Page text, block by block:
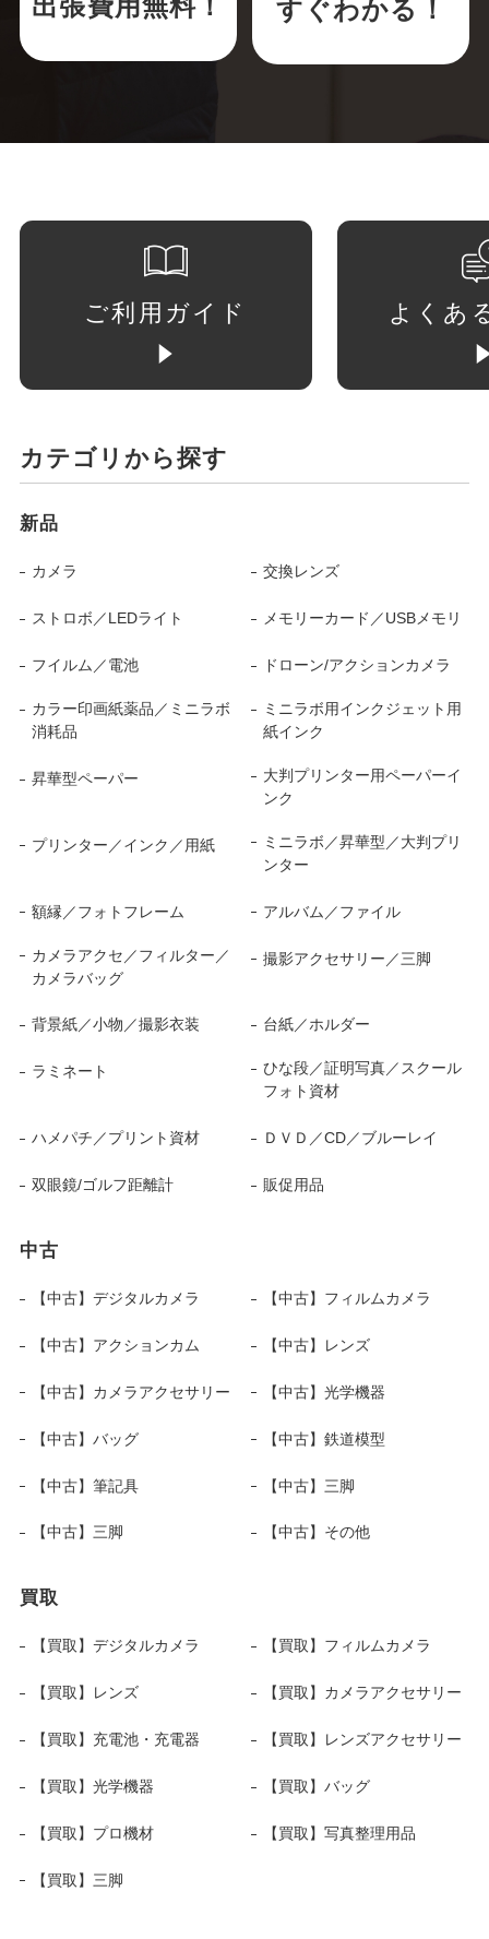
出張費用無料！ すぐわかる！
ご利用ガイド よくあ
カテゴリから探す
新品
カメラ 交換レンズ
ストロボ／LEDライト メモリーカード／USBメモリ
フイルム／電池 ドローン/アクションカメラ
カラー印画紙薬品／ミニラボ
消耗品
ミニラボ用インクジェット用
紙インク
昇華型ペーパー
大判プリンター用ペーパーイ
ンク
プリンター／インク／用紙
ミニラボ／昇華型／大判プリ
ンター
額縁／フォトフレーム アルバム／ファイル
カメラアクセ／フィルター／
カメラバッグ
撮影アクセサリー／三脚
背景紙／小物／撮影衣装 台紙／ホルダー
ラミネート
ひな段／証明写真／スクール
フォト資材
ハメパチ／プリント資材 ＤＶＤ／CD／ブルーレイ
双眼鏡/ゴルフ距離計 販促用品
中古
【中古】デジタルカメラ 【中古】フィルムカメラ
【中古】アクションカム 【中古】レンズ
【中古】カメラアクセサリー 【中古】光学機器
【中古】バッグ 【中古】鉄道模型
【中古】筆記具 【中古】三脚
【中古】三脚 【中古】その他
買取
【買取】デジタルカメラ 【買取】フィルムカメラ
【買取】レンズ 【買取】カメラアクセサリー
【買取】充電池・充電器 【買取】レンズアクセサリー
【買取】光学機器 【買取】バッグ
【買取】プロ機材 【買取】写真整理用品
【買取】三脚